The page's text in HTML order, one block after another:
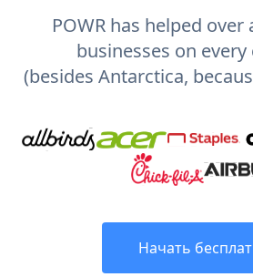
POWR has helped
businesses on
(besides Antarctica,
Начать